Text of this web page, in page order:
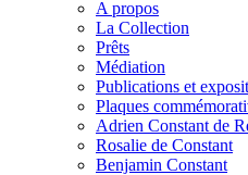
A propos
La Collection
Prêts
Médiation
Publications et
Plaques
Adrien Constant de
Rosalie de Constant
Benjamin Constant